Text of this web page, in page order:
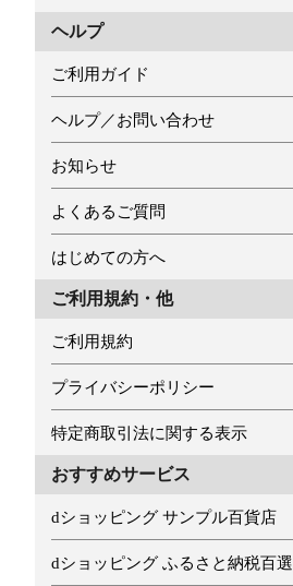
ヘルプ
ご利用ガイド
ヘルプ／お問い合わせ
お知らせ
よくあるご質問
はじめての方へ
ご利用規約・他
ご利用規約
プライバシーポリシー
特定商取引法に関する表示
おすすめサービス
dショッピング サンプル百貨店
dショッピング ふるさと納税百選